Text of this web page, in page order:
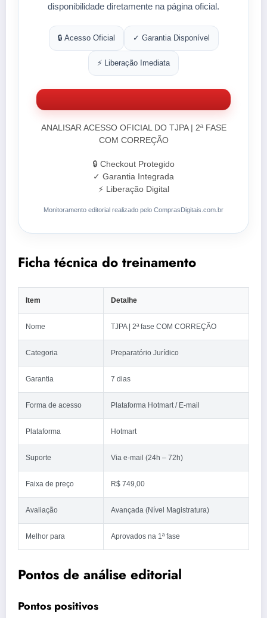
disponibilidade diretamente na página oficial.
🔒 Acesso Oficial ✓ Garantia Disponível
⚡ Liberação Imediata
ANALISAR ACESSO OFICIAL DO TJPA | 2ª FASE
COM CORREÇÃO
🔒 Checkout Protegido
✓ Garantia Integrada
⚡ Liberação Digital
Monitoramento editorial realizado pelo ComprasDigitais.com.br
Ficha técnica do treinamento
Item Detalhe
Nome TJPA | 2ª fase COM CORREÇÃO
Categoria Preparatório Jurídico
Garantia 7 dias
Forma de acesso Plataforma Hotmart / E-mail
Plataforma Hotmart
Suporte Via e-mail (24h – 72h)
Faixa de preço R$ 749,00
Avaliação Avançada (Nível Magistratura)
Melhor para Aprovados na 1ª fase
Pontos de análise editorial
Pontos positivos